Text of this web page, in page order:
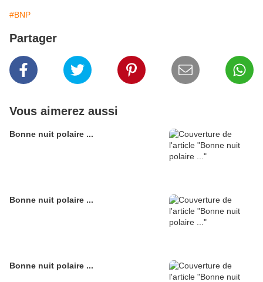
#BNP
Partager
Vous aimerez aussi
Bonne nuit polaire ...
Bonne nuit polaire ...
Bonne nuit polaire ...